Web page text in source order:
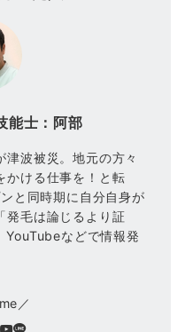
能士：阿部
波被災。地元の方々
かける仕事を！と転
と同時期に自分自身が
発毛は論じるより証
などで情報発
／